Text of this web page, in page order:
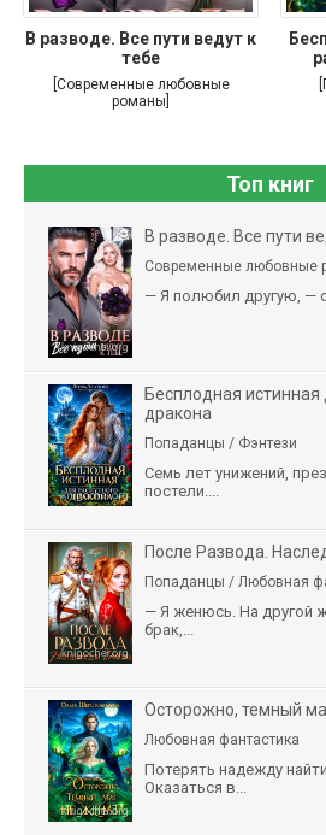
В разводе. Все пути ведут к
тебе
[Современные любовные
романы]
Топ книг
В разводе. Все пути
Современные любовные
— Я полюбил другую, —
Бесплодная истинная
дракона
Попаданцы / Фэнтези
Семь лет унижений,
постели....
После Развода.
Попаданцы / Любовная
— Я женюсь. На другой
брак,...
Осторожно, темный
Любовная фантастика
Потерять надежду
Оказаться в...